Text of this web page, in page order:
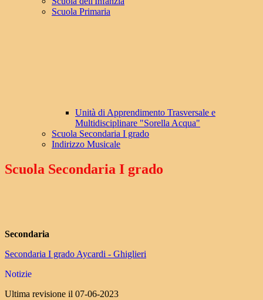
Scuola Primaria
Unità di Apprendimento Trasversale e
Multidisciplinare "Sorella Acqua"
Scuola Secondaria I grado
Indirizzo Musicale
Scuola Secondaria I grado
Secondaria
Secondaria I grado Aycardi - Ghiglieri
Notizie
Ultima revisione il 07-06-2023